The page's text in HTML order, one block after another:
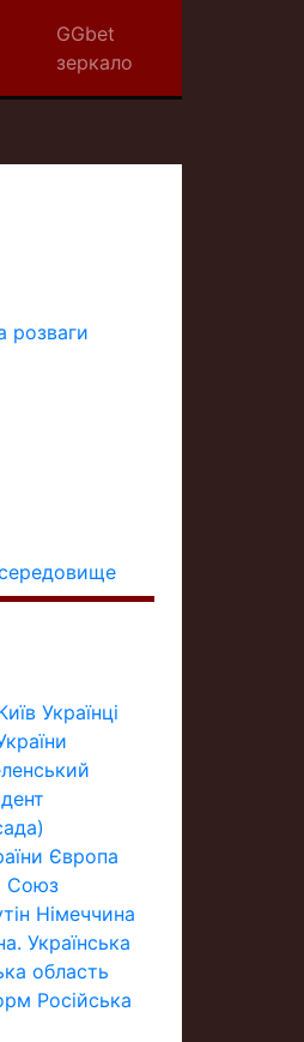
GGbet
зеркало
розваги
Українці
Європа
Союз
Німеччина
Українська
область
Російська